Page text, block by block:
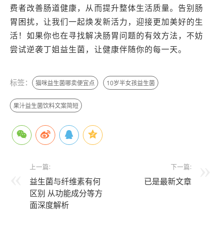
费者改善肠道健康，从而提升整体生活质量。告别肠
胃困扰，让我们一起焕发新活力，迎接更加美好的生
活！如果你也在寻找解决肠胃问题的有效方法，不妨
尝试逆袭丁姐益生菌，让健康伴随你的每一天。
标签： 猫咪益生菌哪卖便宜点 10岁半女孩益生菌
果汁益生菌饮料文案简短
上一篇:
益生菌与纤维素有何
区别 从功能成分等方
面深度解析
下一篇:
已是最新文章